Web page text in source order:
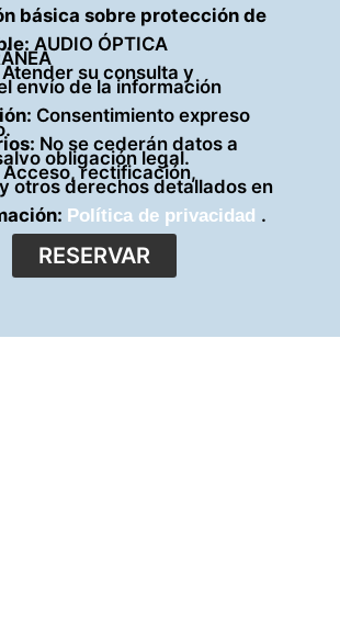
básica sobre protección de
AUDIO ÓPTICA
Atender su consulta y
envío de la información
Consentimiento expreso
No se cederán datos a
obligación legal.
rectificación,
otros derechos detallados en
Política de privacidad .
RESERVAR